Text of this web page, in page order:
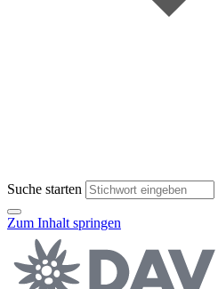
Suche starten
Zum Inhalt springen